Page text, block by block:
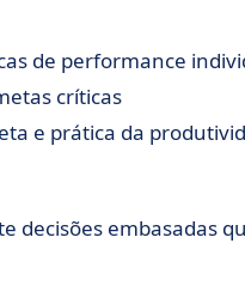
de performance
críticas
e prática da
decisões embasadas